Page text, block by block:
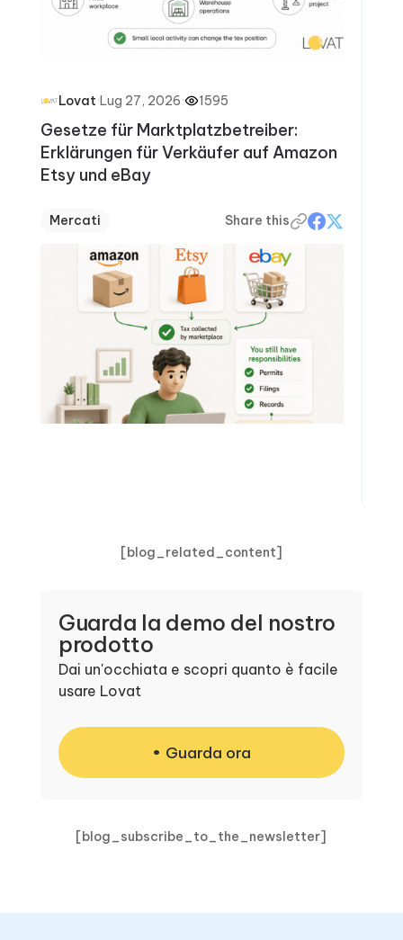
Lovat·Lug 27, 2026· 1595
Gesetze für Marktplatzbetreiber:
Erklärungen für Verkäufer auf Amazon
Etsy und eBay
Mercati Share this
[blog_related_content]
Guarda la demo del nostro
prodotto
Dai un'occhiata e scopri quanto è facile
usare Lovat
Guarda ora
[blog_subscribe_to_the_newsletter]